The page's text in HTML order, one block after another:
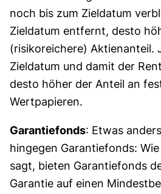
noch bis zum Zieldatum
Zieldatum entfernt, desto
(risikoreichere) Aktienanteil.
Zieldatum und damit der
desto höher der Anteil an
Wertpapieren.
Garantiefonds: Etwas
hingegen Garantiefonds:
sagt, bieten Garantiefonds
Garantie auf einen